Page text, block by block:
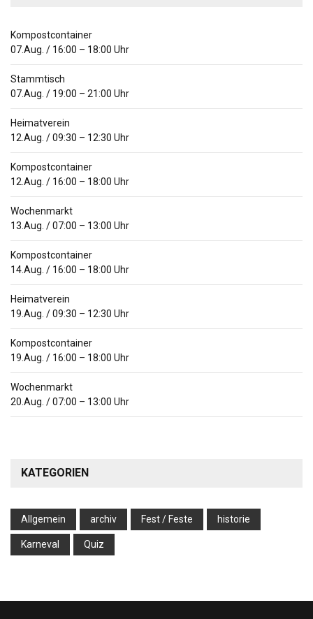
Kompostcontainer
07.Aug. / 16:00 – 18:00 Uhr
Stammtisch
07.Aug. / 19:00 – 21:00 Uhr
Heimatverein
12.Aug. /09:30 – 12:30 Uhr
Kompostcontainer
12.Aug. / 16:00 – 18:00 Uhr
Wochenmarkt
13.Aug. /07:00 – 13:00 Uhr
Kompostcontainer
14.Aug. / 16:00 – 18:00 Uhr
Heimatverein
19.Aug. /09:30 – 12:30 Uhr
Kompostcontainer
19.Aug. / 16:00 – 18:00 Uhr
Wochenmarkt
20.Aug. /07:00 – 13:00 Uhr
KATEGORIEN
Allgemein archiv Fest / Feste historie
Karneval Quiz